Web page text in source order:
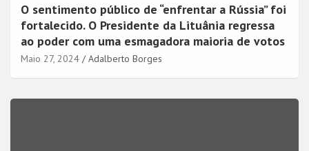
O sentimento público de “enfrentar a Rússia” foi
fortalecido. O Presidente da Lituânia regressa
ao poder com uma esmagadora maioria de votos
Maio 27, 2024 Adalberto Borges